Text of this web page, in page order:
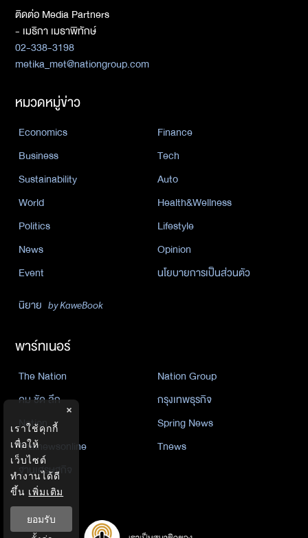
ติดต่อ Media Partners
- เมธิกา เมธาพิทักษ์
02-338-3198
metika_met@nationgroup.com
หมวดหมู่ข่าว
Economics
Finance
Business
Tech
Sustainability
Auto
World
Health&Wellness
Politics
Lifestyle
News
Opinion
Event
นโยบายการเป็นส่วนตัว
นิยาย by KaweBook
พาร์ทเนอร์
The Nation
Nation Group
คม ชัด ลึก
กรุงเทพธุรกิจ
Nation
Spring News
Thainewsonline
Tnews
ฐานเศรษฐกิจ
×
เราใช้คุกกี้
เพื่อให้
เว็บไซต์
ทำงานได้ดี
ขึ้น เพิ่มเติม
ยอมรับ